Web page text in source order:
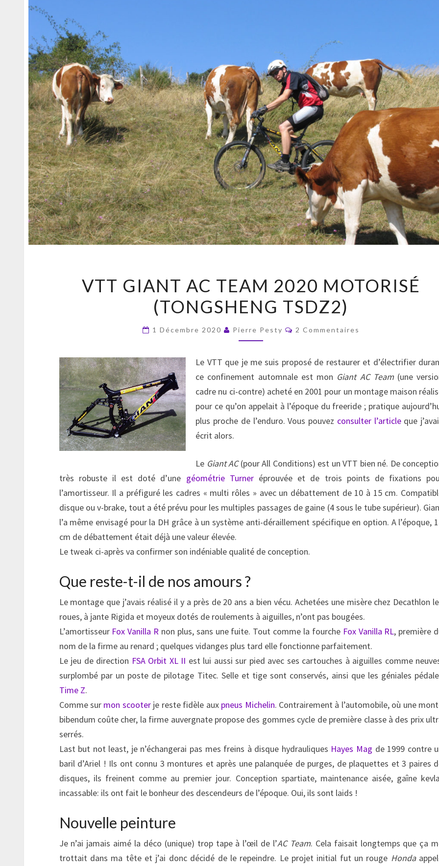
GIANT
AC
TEAM
2020
(TONGSHENG
TSDZ2)
VTT GIANT AC TEAM 2020 MOTORISÉ
(TONGSHENG TSDZ2)
1 Décembre 2020 Pierre Pesty Commentaires
2 Commentaires
Le VTT que je me suis proposé de restaurer et d’électrifier
ce confinement automnale est mon Giant AC Team(une
cadre nu ci-contre) acheté en 2001 pour un montage maison
pour ce qu’on appelait à l’époque du freeride ; pratique
plus proche de l’enduro. Vous pouvez consulter l’articleque
écrit alors.
Le Giant AC(pour All Conditions) est un VTT bien né. De
très robuste il est doté d’une géométrie Turneréprouvée et de trois points de fixations
l’amortisseur. Il a préfiguré les cadres « multi rôles » avec un débattement de 10 à 15 cm.
disque ou v-brake, tout a été prévu pour les multiples passages de gaine (4 sous le tube supérieur).
l’a même envisagé pour la DH grâce à un système anti-déraillement spécifique en option. A l’époque,
cm de débattement était déjà une valeur élevée.
Le tweak ci-après va confirmer son indéniable qualité de conception.
Que reste-t-il de nos amours ?
Le montage que j’avais réalisé il y a près de 20 ans a bien vécu. Achetées une misère chez Decathlon
roues, à jante Rigida et moyeux dotés de roulements à aiguilles, n’ont pas bougées.
L’amortisseur Fox Vanilla R non plus, sans une fuite. Tout comme la fourche Fox Vanilla RL, première
nom de la firme au renard ; quelques vidanges plus tard elle fonctionne parfaitement.
Le jeu de direction FSA Orbit XL II est lui aussi sur pied avec ses cartouches à aiguilles comme
surplombé par un poste de pilotage Titec. Selle et tige sont conservés, ainsi que les géniales
Time Z.
Comme sur mon scooterje reste fidèle aux pneus Michelin. Contrairement à l’automobile, où une
bibendum coûte cher, la firme auvergnate propose des gommes cycle de première classe à des prix
serrés.
Last but not least, je n’échangerai pas mes freins à disque hydrauliques Hayes Mag de 1999 contre
baril d’Ariel ! Ils ont connu 3 montures et après une palanquée de purges, de plaquettes et 3 paires
disques, ils freinent comme au premier jour. Conception spartiate, maintenance aisée, gaîne
incassable: ils ont fait le bonheur des descendeurs de l’époque. Oui, ils sont laids !
Nouvelle peinture
Je n’ai jamais aimé la déco (unique) trop tape à l’œil de l’AC Team. Cela faisait longtemps que ça
trottait dans ma tête et j’ai donc décidé de le repeindre. Le projet initial fut un rouge Honda